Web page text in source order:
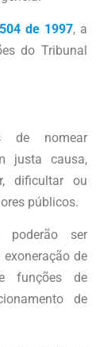
de 1997, a
do Tribunal
de nomear
justa causa,
dificultar ou
públicos.
poderão ser
de
funções de
de